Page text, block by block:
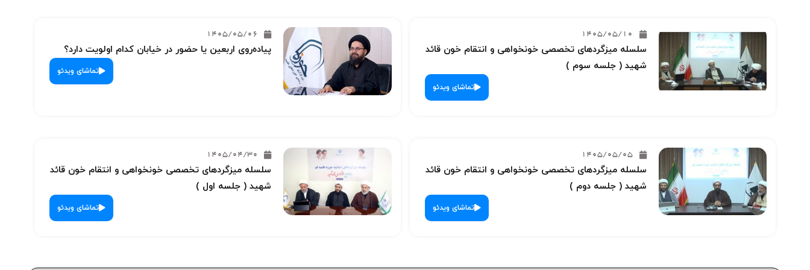
1405/05/10
سلسله میزگردهای تخصصی خونخواهی و انتقام خون قائد
شهید ( جلسه سوم )
تماشای ویدئو
1405/05/06
پیاده‌روی اربعین یا حضور در خیابان کدام اولویت دارد؟
تماشای ویدئو
1405/05/05
سلسله میزگردهای تخصصی خونخواهی و انتقام خون قائد
شهید ( جلسه دوم )
تماشای ویدئو
1405/04/30
سلسله میزگردهای تخصصی خونخواهی و انتقام خون قائد
شهید ( جلسه اول )
تماشای ویدئو